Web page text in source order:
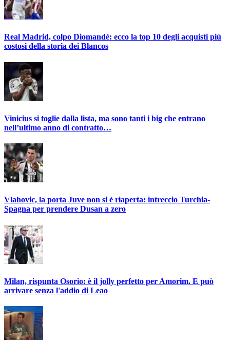
Real Madrid, colpo Diomandé: ecco la top 10 degli acquisti più
costosi della storia dei Blancos
Vinicius si toglie dalla lista, ma sono tanti i big che entrano
nell’ultimo anno di contratto…
Vlahovic, la porta Juve non si è riaperta: intreccio Turchia-
Spagna per prendere Dusan a zero
Milan, rispunta Osorio: è il jolly perfetto per Amorim. E può
arrivare senza l'addio di Leao